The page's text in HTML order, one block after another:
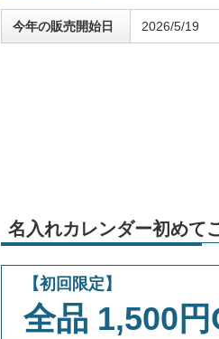
今年の販売開始日 2026/5/19
名入れカレンダー初めて
【初回限定】
全品 1,500円